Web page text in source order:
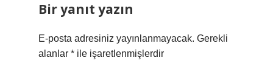
Bir yanıt yazın
E-posta adresiniz yayınlanmayacak. Gerekli
alanlar * ile işaretlenmişlerdir